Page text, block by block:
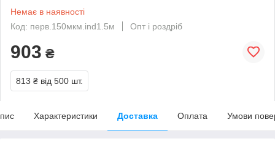
Немає в наявності
Код: перв.150мкм.ind1.5м
Опт і роздріб
903 ₴
813 ₴ від 500 шт.
Характеристики Доставка Оплата Умови